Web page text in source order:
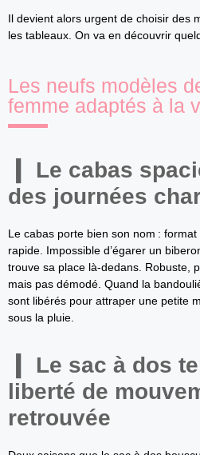
Il devient alors urgent de choisir des
les tableaux. On va en découvrir
Les neufs modèles
femme adaptés à la
Le cabas
des journées
Le cabas porte bien son nom :
rapide. Impossible d’égarer un
trouve sa place là-dedans. Robuste,
mais pas démodé. Quand la
sont libérés pour attraper une petite
sous la pluie.
Le sac à dos
liberté de
retrouvée